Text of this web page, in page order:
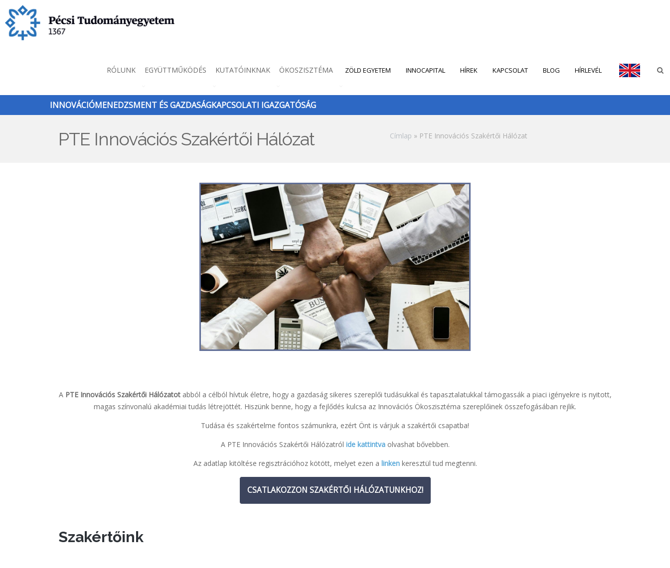
tartalomra
Innováció
RÓLUNK EGYÜTTMŰKÖDÉS KUTATÓINKNAK ÖKOSZISZTÉMA ZÖLD EGYETEM INNOCAPITAL HÍREK KAPCSOLAT BLOG HÍRLEVÉL ENGLISH
INNOVÁCIÓMENEDZSMENT ÉS GAZDASÁGKAPCSOLATI IGAZGATÓSÁG
PTE Innovációs Szakértői Hálózat Morzsa
Címlap PTE Innovációs Szakértői Hálózat
A PTE Innovációs Szakértői Hálózatotabból a célból hívtuk életre, hogy a gazdaság sikeres szereplői tudásukkal és tapasztalatukkal támogassák a piaci igényekre is nyitott,
magas színvonalú akadémiai tudás létrejöttét. Hiszünk benne, hogy a fejlődés kulcsa az Innovációs Ökoszisztéma szereplőinek összefogásában rejlik.
Tudása és szakértelme fontos számunkra, ezért Önt is várjuk a szakértői csapatba!
A PTE Innovációs Szakértői Hálózatról ide kattintvaolvashat bővebben.
Az adatlap kitöltése regisztrációhoz kötött, melyet ezen a linkenkeresztül tud megtenni.
CSATLAKOZZON SZAKÉRTŐI HÁLÓZATUNKHOZ!
Szakértőink